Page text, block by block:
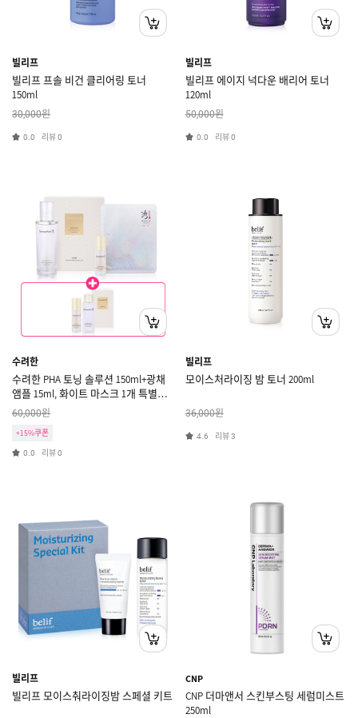
빌리프
빌리프 프솔 비건 클리어링 토너
150ml
30,000원
0.0 리뷰0
빌리프
빌리프 에이지 넉다운 배리어 토너
120ml
50,000원
0.0 리뷰0
수려한
수려한 PHA 토닝 솔루션 150ml+광채
앰플 15ml, 화이트 마스크 1개 특별기
획+(증정)광채 2종 GWP
60,000원
+15%쿠폰
0.0 리뷰0
빌리프
모이스처라이징 밤 토너 200ml
36,000원
4.6 리뷰3
빌리프
빌리프 모이스춰라이징밤 스페셜 키트
CNP
CNP 더마앤서 스킨부스팅 세럼미스트
250ml